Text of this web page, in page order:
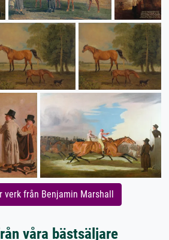
verk från Benjamin Marshall
våra bästsäljare